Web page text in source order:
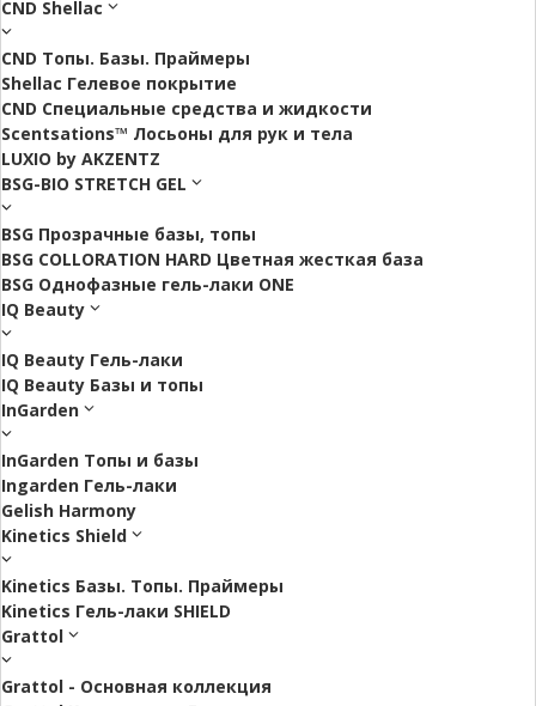
CND Shellac
CND Топы. Базы. Праймеры
Shellac Гелевое покрытие
CND Специальные средства и жидкости
Scentsations™ Лосьоны для рук и тела
LUXIO by AKZENTZ
BSG-BIO STRETCH GEL
BSG Прозрачные базы, топы
BSG COLLORATION HARD Цветная жесткая база
BSG Однофазные гель-лаки ONE
IQ Beauty
IQ Beauty Гель-лаки
IQ Beauty Базы и топы
InGarden
InGarden Топы и базы
Ingarden Гель-лаки
Gelish Harmony
Kinetics Shield
Kinetics Базы. Топы. Праймеры
Kinetics Гель-лаки SHIELD
Grattol
Grattol - Oснoвнaя коллекция